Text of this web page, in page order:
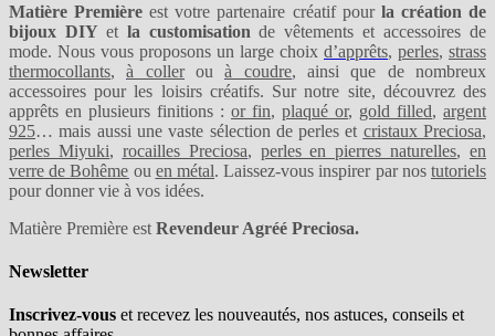
Matière Première est votre partenaire créatif pourla création de
bijoux DIY etla customisation de vêtements et accessoires de
mode. Nous vous proposons un large choix d’apprêts, perles, strass
thermocollants,à collerouà coudre, ainsi que de nombreux
accessoires pour les loisirs créatifs. Sur notre site, découvrez des
apprêts en plusieurs finitions : or fin, plaqué or, gold filled, argent
925… mais aussi une vaste sélection de perles et cristaux Preciosa,
perles Miyuki, rocailles Preciosa, perles en pierres naturelles, en
verre de Bohême ou en métal. Laissez-vous inspirer par nostutoriels
pour donner vie à vos idées.
Matière Première est Revendeur Agréé Preciosa.
Newsletter
Inscrivez-vous et recevez les nouveautés, nos astuces, conseils et